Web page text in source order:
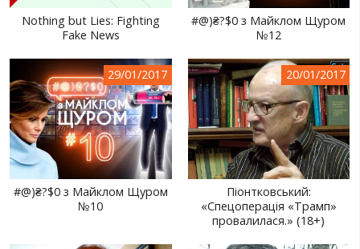
Nothing but Lies: Fighting
Fake News
#@)₴?$0 з Майклом Щуром
№12
29/01/2017
#@)₴?$0 з Майклом Щуром
№10
20/01/2017
Піонтковський:
«Спецоперація «Трамп»
провалилася.» (18+)